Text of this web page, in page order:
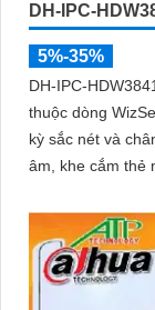
DH-IPC-
5%-35%
DH-IPC-
thuộc dòng
kỳ sắc nét và chân thực. Tích hợp hồng
âm, khe cắm thẻ